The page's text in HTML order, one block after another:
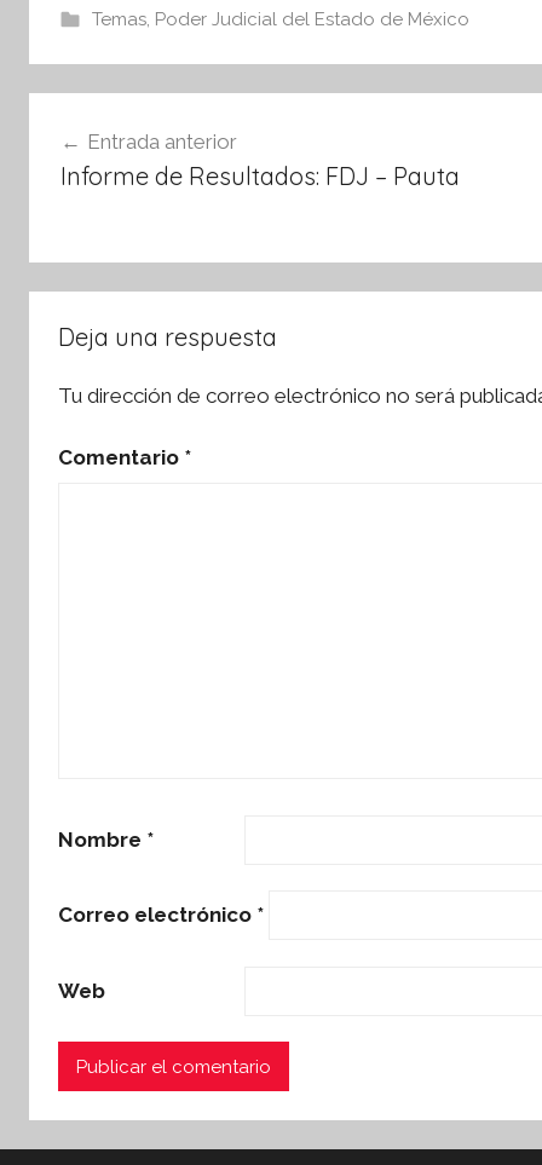
e
b
o
o
k
er s
A
p
p
Temas, Poder Judicial del Estado de México
de
Entrada anterior
Informe de Resultados: FDJ – Pauta
Deja una respuesta
Tu dirección de correo electrónico no será
Comentario *
Nombre *
Correo electrónico *
Web